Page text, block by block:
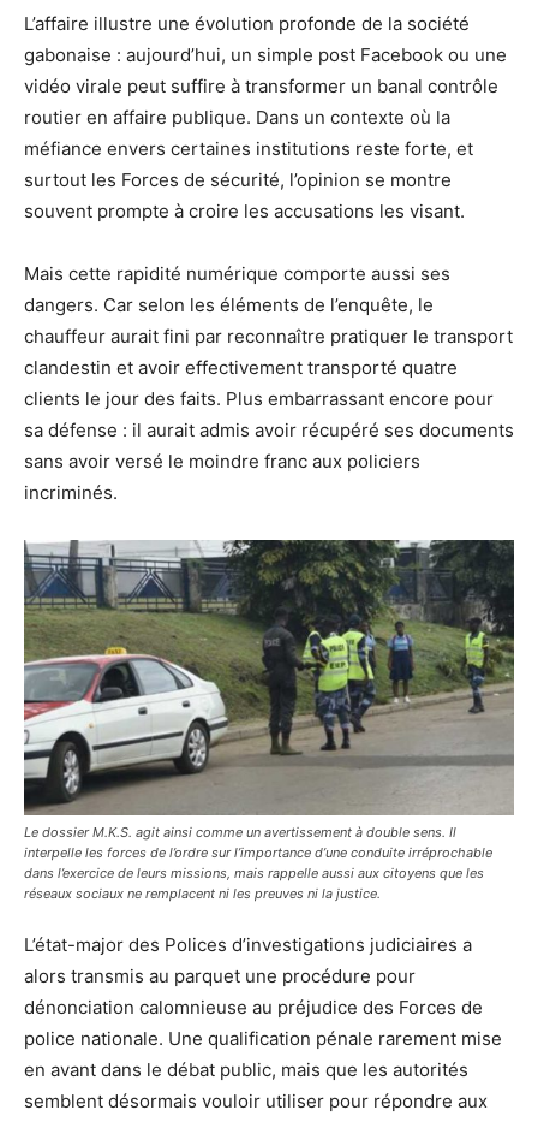
L’affaire illustre une évolution profonde de la société
gabonaise : aujourd’hui, un simple post Facebook ou une
vidéo virale peut suffire à transformer un banal contrôle
routier en affaire publique. Dans un contexte où la
méfiance envers certaines institutions reste forte, et
surtout les Forces de sécurité, l’opinion se montre
souvent prompte à croire les accusations les visant.
Mais cette rapidité numérique comporte aussi ses
dangers. Car selon les éléments de l’enquête, le
chauffeur aurait fini par reconnaître pratiquer le transport
clandestin et avoir effectivement transporté quatre
clients le jour des faits. Plus embarrassant encore pour
sa défense : il aurait admis avoir récupéré ses documents
sans avoir versé le moindre franc aux policiers
incriminés.
Le dossier M.K.S. agit ainsi comme un avertissement à double sens. Il
interpelle les forces de l’ordre sur l’importance d’une conduite irréprochable
dans l’exercice de leurs missions, mais rappelle aussi aux citoyens que les
réseaux sociaux ne remplacent ni les preuves ni la justice.
L’état-major des Polices d’investigations judiciaires a
alors transmis au parquet une procédure pour
dénonciation calomnieuse au préjudice des Forces de
police nationale. Une qualification pénale rarement mise
en avant dans le débat public, mais que les autorités
semblent désormais vouloir utiliser pour répondre aux